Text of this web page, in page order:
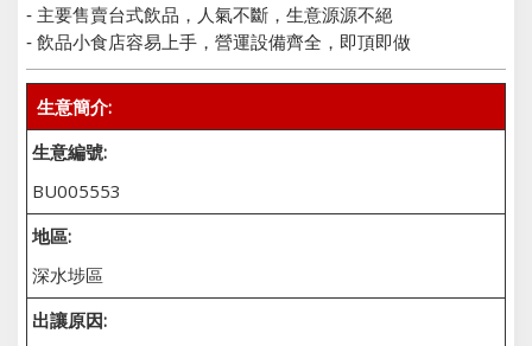
- 主要售賣台式飲品，人氣不斷，生意源源不絕
- 飲品小食店容易上手，營運設備齊全，即頂即做
生意簡介:
生意編號:
BU005553
地區:
深水埗區
出讓原因: